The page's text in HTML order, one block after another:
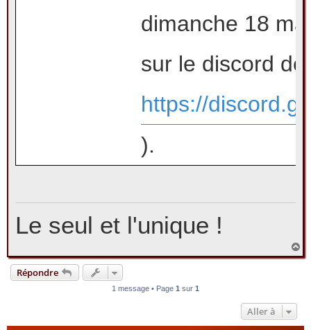
dimanche 18
sur le discord
https://
).
Le seul et l'unique !
a
Répondre
1 message • Page 1 sur 1
Aller à